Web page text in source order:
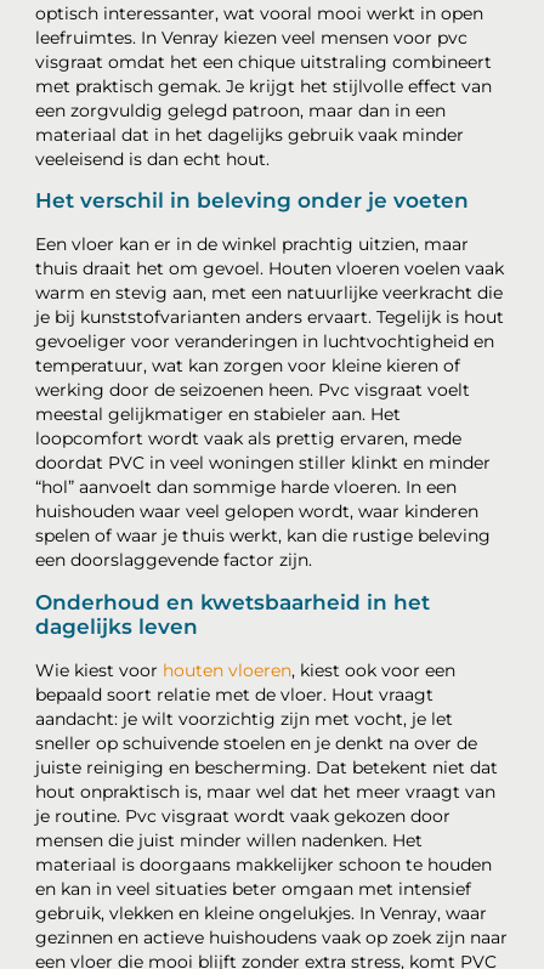
optisch interessanter, wat vooral mooi werkt in open
leefruimtes. In Venray kiezen veel mensen voor pvc
visgraat omdat het een chique uitstraling combineert
met praktisch gemak. Je krijgt het stijlvolle effect van
een zorgvuldig gelegd patroon, maar dan in een
materiaal dat in het dagelijks gebruik vaak minder
veeleisend is dan echt hout.
Het verschil in beleving onder je voeten
Een vloer kan er in de winkel prachtig uitzien, maar
thuis draait het om gevoel. Houten vloeren voelen vaak
warm en stevig aan, met een natuurlijke veerkracht die
je bij kunststofvarianten anders ervaart. Tegelijk is hout
gevoeliger voor veranderingen in luchtvochtigheid en
temperatuur, wat kan zorgen voor kleine kieren of
werking door de seizoenen heen. Pvc visgraat voelt
meestal gelijkmatiger en stabieler aan. Het
loopcomfort wordt vaak als prettig ervaren, mede
doordat PVC in veel woningen stiller klinkt en minder
“hol” aanvoelt dan sommige harde vloeren. In een
huishouden waar veel gelopen wordt, waar kinderen
spelen of waar je thuis werkt, kan die rustige beleving
een doorslaggevende factor zijn.
Onderhoud en kwetsbaarheid in het
dagelijks leven
Wie kiest voor houten vloeren, kiest ook voor een
bepaald soort relatie met de vloer. Hout vraagt
aandacht: je wilt voorzichtig zijn met vocht, je let
sneller op schuivende stoelen en je denkt na over de
juiste reiniging en bescherming. Dat betekent niet dat
hout onpraktisch is, maar wel dat het meer vraagt van
je routine. Pvc visgraat wordt vaak gekozen door
mensen die juist minder willen nadenken. Het
materiaal is doorgaans makkelijker schoon te houden
en kan in veel situaties beter omgaan met intensief
gebruik, vlekken en kleine ongelukjes. In Venray, waar
gezinnen en actieve huishoudens vaak op zoek zijn naar
een vloer die mooi blijft zonder extra stress, komt PVC